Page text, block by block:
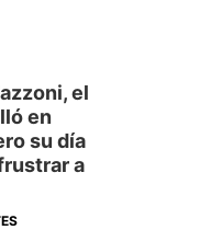
el
en
su día
a